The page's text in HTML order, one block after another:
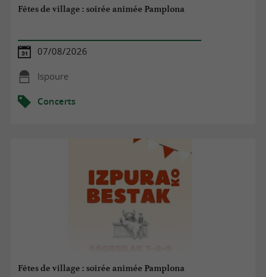
Fêtes de village : soirée animée Pamplona
07/08/2026
Ispoure
Concerts
Fêtes de village : soirée animée Pamplona